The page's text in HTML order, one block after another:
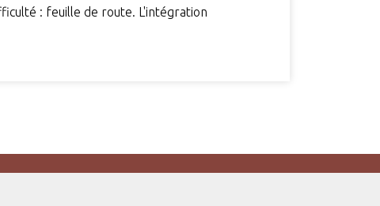
: feuille de route. L'intégration